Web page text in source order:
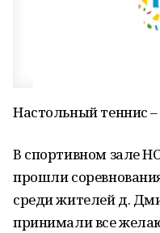
Настольный теннис
В спортивном зале
прошли
среди жителей д.
принимали все